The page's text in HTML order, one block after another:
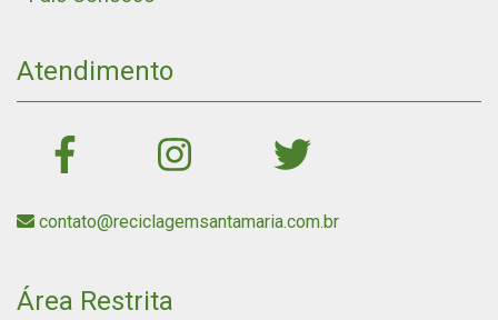
Atendimento
contato@reciclagemsantamaria.com.br
Área Restrita